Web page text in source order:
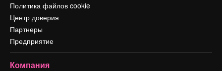
Политика файлов cookie
Центр доверия
Партнеры
Предприятие
Компания